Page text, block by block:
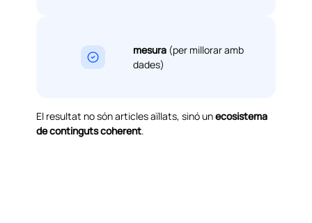
mesura (per millorar amb
dades)
El resultat no són articles aïllats, sinó unecosistema
de continguts coherent.